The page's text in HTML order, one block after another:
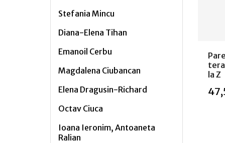
Stefania Mincu
Diana-Elena Tihan
Emanoil Cerbu
Magdalena Ciubancan
Elena Dragusin-Richard
Octav Ciuca
Ioana Ieronim, Antoaneta
Ralian
la Z